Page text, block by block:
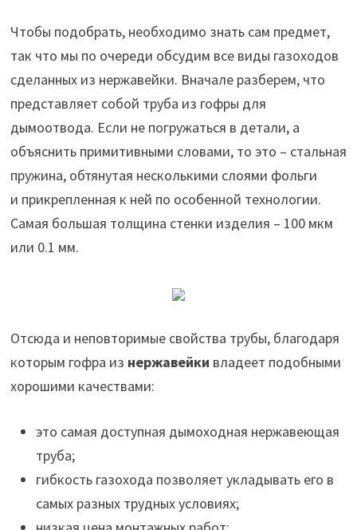
Чтобы подобрать, необходимо знать сам предмет,
так что мы по очереди обсудим все виды газоходов
сделанных из нержавейки. Вначале разберем, что
представляет собой труба из гофры для
дымоотвода. Если не погружаться в детали, а
объяснить примитивными словами, то это – стальная
пружина, обтянутая несколькими слоями фольги
и прикрепленная к ней по особенной технологии.
Самая большая толщина стенки изделия – 100 мкм
или 0.1 мм.
Отсюда и неповторимые свойства трубы, благодаря
которым гофра из нержавейки владеет подобными
хорошими качествами:
это самая доступная дымоходная нержавеющая
труба;
гибкость газохода позволяет укладывать его в
самых разных трудных условиях;